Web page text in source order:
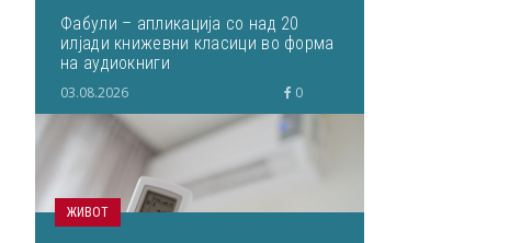
Фабули – апликација со над 20
илјади книжевни класици во форма
на аудиокниги
03.08.2026 0
ЖИВОТ